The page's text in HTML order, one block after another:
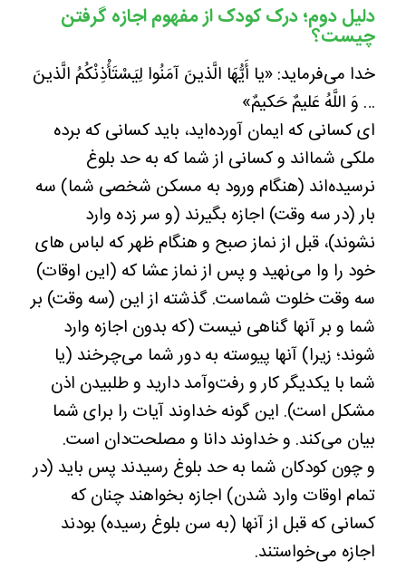
دلیل دوم؛ درک کودک از مفهوم اجازه گرفتن
چیست؟
خدا می‌فرماید: «یا أَیُّهَا الَّذینَ آمَنُوا لِیَسْتَأْذِنْکُمُ الَّذینَ
… وَ اللَّهُ عَلیمٌ حَکیمٌ»
ای کسانی که ایمان آورده‌اید، باید کسانی که برده
ملکی شمااند و کسانی از شما که به حد بلوغ
نرسیده‌اند (هنگام ورود به مسکن شخصی شما) سه
بار (در سه وقت) اجازه بگیرند (و سر زده وارد
نشوند)، قبل از نماز صبح و هنگام ظهر که لباس های
خود را وا می‌نهید و پس از نماز عشا که (این اوقات)
سه وقت خلوت شماست. گذشته از این (سه وقت) بر
شما و بر آنها گناهی نیست (که بدون اجازه وارد
شوند؛ زیرا) آنها پیوسته به دور شما می‌چرخند (یا
شما با یکدیگر کار و رفت‌و‌آمد دارید و طلبیدن اذن
مشکل است). این گونه خداوند آیات را برای شما
بیان می‌کند. و خداوند دانا و مصلحت‌دان است.
و چون کودکان شما به حد بلوغ رسیدند پس باید (در
تمام اوقات وارد شدن) اجازه بخواهند چنان که
کسانی که قبل از آنها (به سن بلوغ رسیده) بودند
اجازه می‌خواستند.